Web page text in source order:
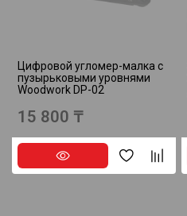
Цифровой угломер-малка с
пузырьковыми уровнями
Woodwork DP-02
15 800 ₸